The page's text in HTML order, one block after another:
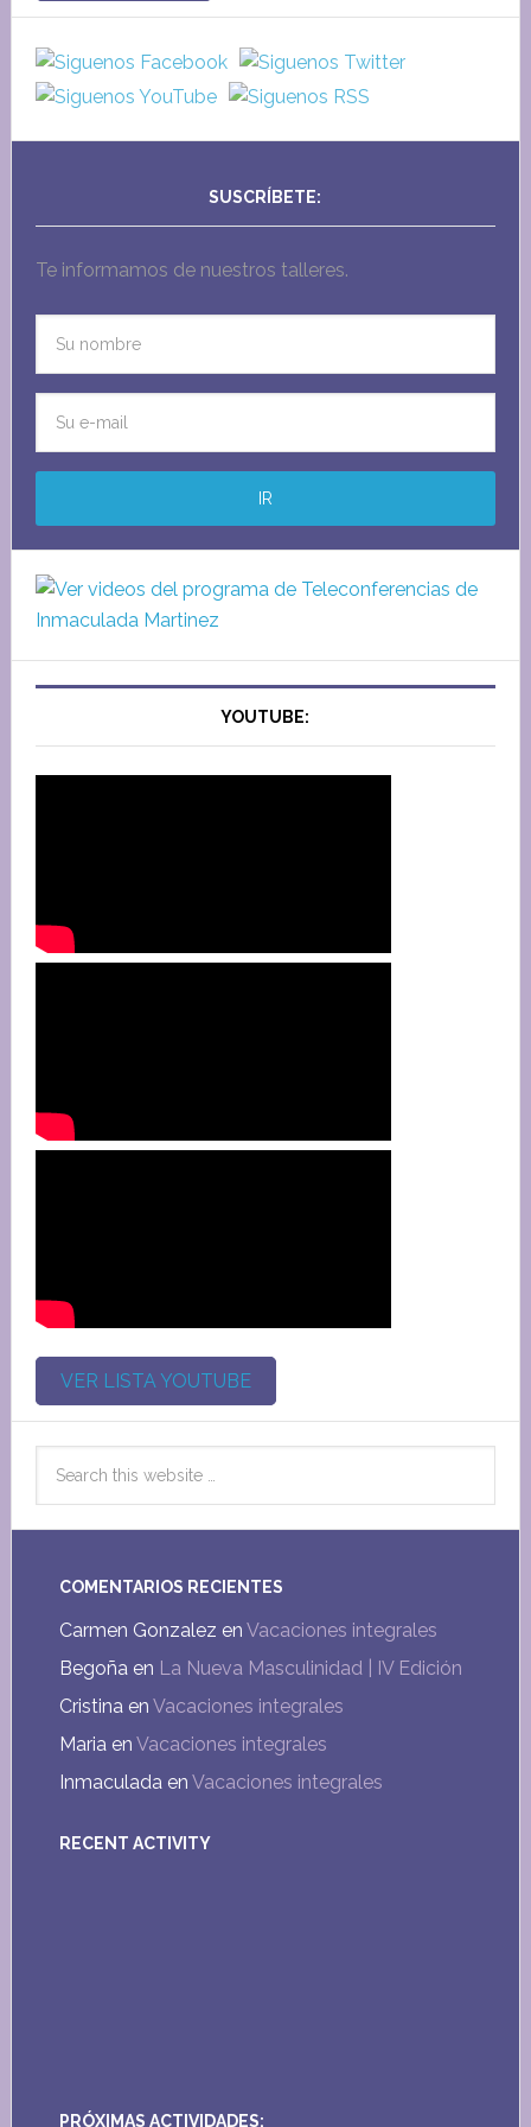
SUSCRÍBETE:
Te informamos de nuestros talleres.
YOUTUBE:
VER LISTA YOUTUBE
COMENTARIOS RECIENTES
Carmen Gonzalez en Vacaciones integrales
Begoñaen La Nueva Masculinidad | IV Edición
Cristinaen Vacaciones integrales
Mariaen Vacaciones integrales
Inmaculadaen Vacaciones integrales
RECENT ACTIVITY
PRÓXIMAS ACTIVIDADES: